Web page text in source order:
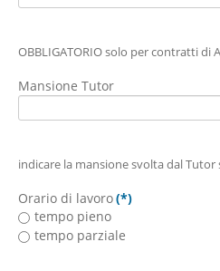
OBBLIGATORIO solo per contratti di
Mansione Tutor
indicare la mansione svolta dal Tutor
Orario di lavoro(*)
tempo pieno
tempo parziale